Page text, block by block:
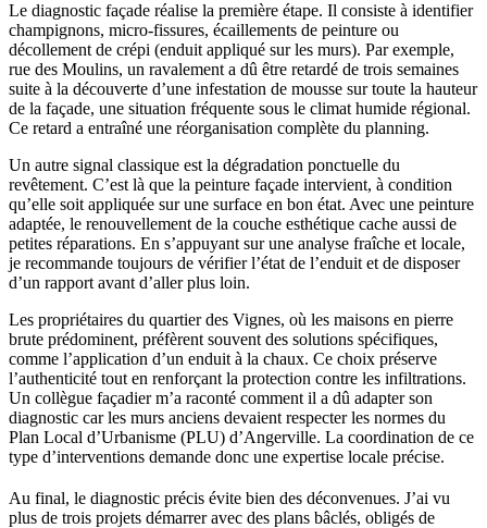
Le diagnostic façade réalise la première étape. Il consiste à identifier
champignons, micro-fissures, écaillements de peinture ou
décollement de crépi (enduit appliqué sur les murs). Par exemple,
rue des Moulins, un ravalement a dû être retardé de trois semaines
suite à la découverte d’une infestation de mousse sur toute la hauteur
de la façade, une situation fréquente sous le climat humide régional.
Ce retard a entraîné une réorganisation complète du planning.
Un autre signal classique est la dégradation ponctuelle du
revêtement. C’est là que la peinture façade intervient, à condition
qu’elle soit appliquée sur une surface en bon état. Avec une peinture
adaptée, le renouvellement de la couche esthétique cache aussi de
petites réparations. En s’appuyant sur une analyse fraîche et locale,
je recommande toujours de vérifier l’état de l’enduit et de disposer
d’un rapport avant d’aller plus loin.
Les propriétaires du quartier des Vignes, où les maisons en pierre
brute prédominent, préfèrent souvent des solutions spécifiques,
comme l’application d’un enduit à la chaux. Ce choix préserve
l’authenticité tout en renforçant la protection contre les infiltrations.
Un collègue façadier m’a raconté comment il a dû adapter son
diagnostic car les murs anciens devaient respecter les normes du
Plan Local d’Urbanisme (PLU) d’Angerville. La coordination de ce
type d’interventions demande donc une expertise locale précise.
Au final, le diagnostic précis évite bien des déconvenues. J’ai vu
plus de trois projets démarrer avec des plans bâclés, obligés de